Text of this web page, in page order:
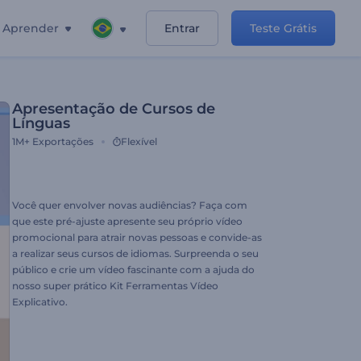
Aprender Entrar Teste Grátis
Apresentação de Cursos de
Línguas
1M+ Exportações Flexível
Você quer envolver novas audiências? Faça com
que este pré-ajuste apresente seu próprio vídeo
promocional para atrair novas pessoas e convide-as
a realizar seus cursos de idiomas. Surpreenda o seu
público e crie um vídeo fascinante com a ajuda do
nosso super prático Kit Ferramentas Vídeo
Explicativo.